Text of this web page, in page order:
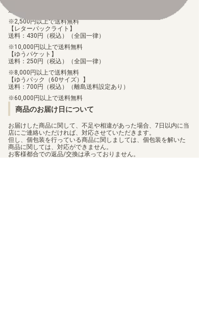
【LM-03】リミテッドカードセット2024
【LM-02】デクスモン
【LM-01】デジモンゴーストゲーム
【ST-23】DIGIMON BEATBREAK
送料：100円（税込）（全国一律）
2,500円以上で送料無料
【レターパックライト】
送料：430円（税込）（全国一律）
10,000円以上で送料無料
【ゆうパケット】
送料：250円（税込）（全国一律）
8,000円以上で送料無料
【ゆうパック（60サイズ）】
送料：700円（税込）（離島送料設定あり）
60,000円以上で送料無料
商品のお届け日について
お届けした商品に関して、不足や相違があった場合、7日以内に当
店にご連絡いただければ、対応させていただきます。
但し、個包装を行っている商品に関しましては、個包装を解いた
商品に関しては、対応ができません。
お客様都合での返品/交換は承っておりません。